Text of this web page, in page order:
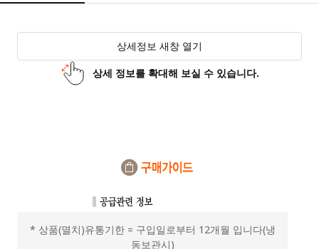
상세정보 새창 열기
상세 정보를 확대해 보실 수 있습니다.
* 상품(멸치)유통기한 = 구입일로부터 12개월 입니다(냉
동보관시)